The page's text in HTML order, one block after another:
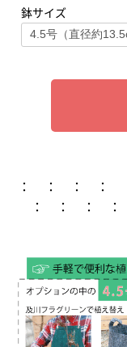
鉢サイズ
： ： ： ：
： ： ：